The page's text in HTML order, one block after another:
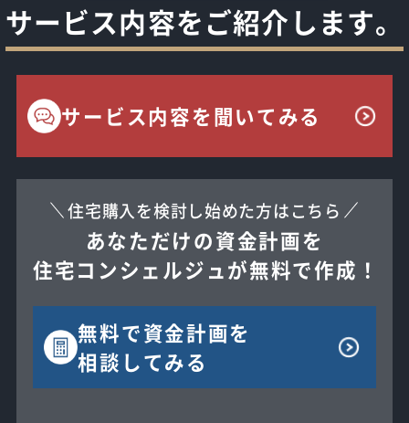
サービス内容をご紹介します。
サービス内容を聞いてみる
住宅購入を検討し始めた方はこちら
あなただけの資金計画を
住宅コンシェルジュが無料で作成！
無料で資金計画を
相談してみる